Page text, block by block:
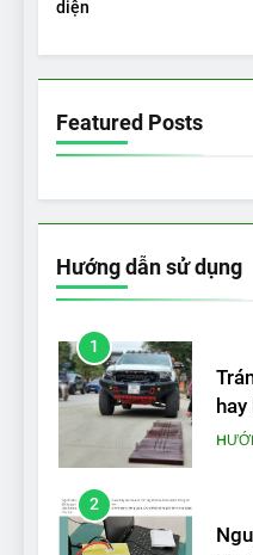
diện
Featured Posts
Hướng dẫn sử dụng
1
2